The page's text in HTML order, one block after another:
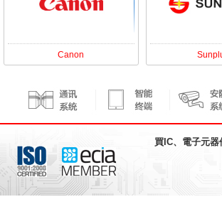
Canon
買IC、電子元器